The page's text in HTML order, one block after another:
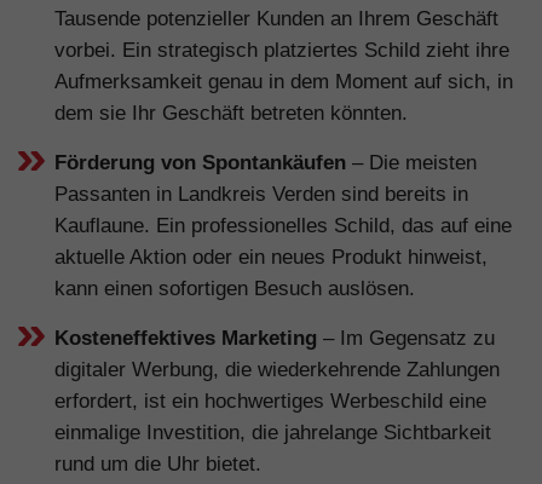
Tausende potenzieller Kunden an Ihrem Geschäft
vorbei. Ein strategisch platziertes Schild zieht ihre
Aufmerksamkeit genau in dem Moment auf sich, in
dem sie Ihr Geschäft betreten könnten.
Förderung von Spontankäufen – Die meisten
Passanten in Landkreis Verden sind bereits in
Kauflaune. Ein professionelles Schild, das auf eine
aktuelle Aktion oder ein neues Produkt hinweist,
kann einen sofortigen Besuch auslösen.
Kosteneffektives Marketing – Im Gegensatz zu
digitaler Werbung, die wiederkehrende Zahlungen
erfordert, ist ein hochwertiges Werbeschild eine
einmalige Investition, die jahrelange Sichtbarkeit
rund um die Uhr bietet.